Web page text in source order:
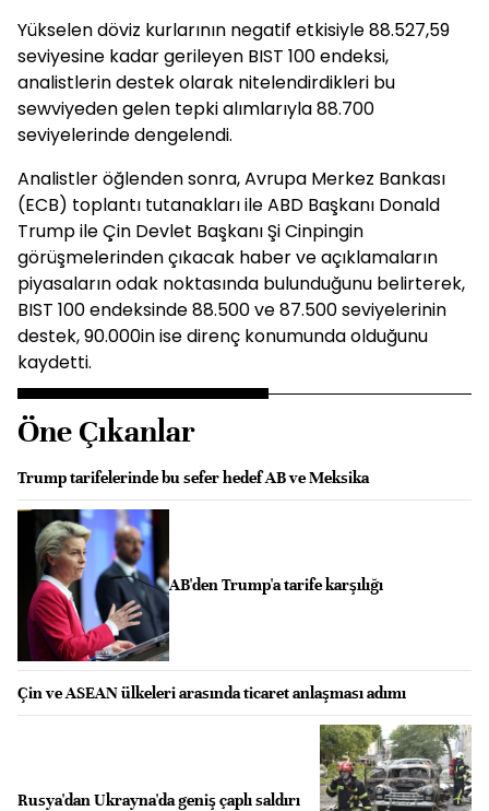
Yükselen döviz kurlarının negatif etkisiyle 88.527,59
seviyesine kadar gerileyen BIST 100 endeksi,
analistlerin destek olarak nitelendirdikleri bu
sewviyeden gelen tepki alımlarıyla 88.700
seviyelerinde dengelendi.
Analistler öğlenden sonra, Avrupa Merkez Bankası
(ECB) toplantı tutanakları ile ABD Başkanı Donald
Trump ile Çin Devlet Başkanı Şi Cinpingin
görüşmelerinden çıkacak haber ve açıklamaların
piyasaların odak noktasında bulunduğunu belirterek,
BIST 100 endeksinde 88.500 ve 87.500 seviyelerinin
destek, 90.000in ise direnç konumunda olduğunu
kaydetti.
Öne Çıkanlar
Trump tarifelerinde bu sefer hedef AB ve Meksika
AB'den Trump'a tarife karşılığı
Çin ve ASEAN ülkeleri arasında ticaret anlaşması adımı
Rusya'dan Ukrayna'da geniş çaplı saldırı